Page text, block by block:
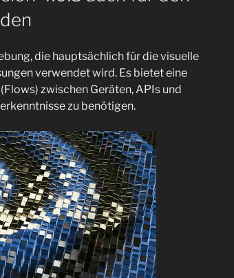
die hauptsächlich für die visuelle
verwendet wird. Es bietet eine
zwischen Geräten, APIs und
zu benötigen.